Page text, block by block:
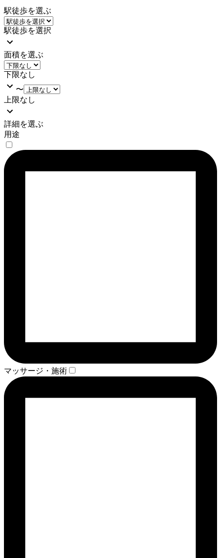
駅徒歩を選ぶ
駅徒歩を選択
面積を選ぶ
下限なし
〜
上限なし
詳細を選ぶ
用途
マッサージ・施術